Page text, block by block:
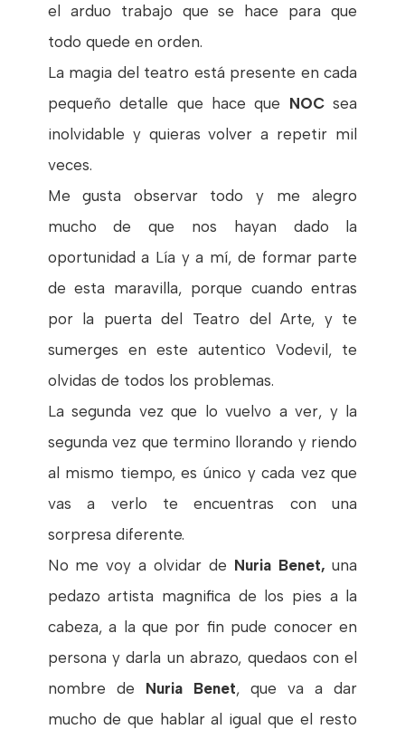
el arduo trabajo que se hace para que
todo quede en orden.
La magia del teatro está presente en cada
pequeño detalle que hace que NOCsea
inolvidable y quieras volver a repetir mil
veces.
Me gusta observar todo y me alegro
mucho de que nos hayan dado la
oportunidad a Lía y a mí, de formar parte
de esta maravilla, porque cuando entras
por la puerta del Teatro del Arte, y te
sumerges en este autentico Vodevil, te
olvidas de todos los problemas.
La segunda vez que lo vuelvo a ver, y la
segunda vez que termino llorando y riendo
al mismo tiempo, es único y cada vez que
vas a verlo te encuentras con una
sorpresa diferente.
No me voy a olvidar de Nuria Benet, una
pedazo artista magnifica de los pies a la
cabeza, a la que por fin pude conocer en
persona y darla un abrazo, quedaos con el
nombre de Nuria Benet, que va a dar
mucho de que hablar al igual que el resto